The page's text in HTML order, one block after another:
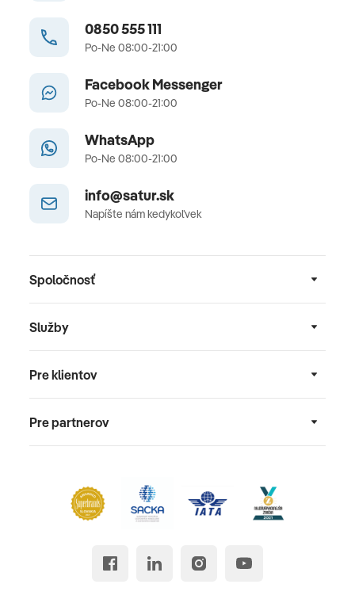
0850 555 111
Po-Ne 08:00-21:00
Facebook Messenger
Po-Ne 08:00-21:00
WhatsApp
Po-Ne 08:00-21:00
info@satur.sk
Napíšte nám kedykoľvek
Spoločnosť
Služby
Pre klientov
Pre partnerov